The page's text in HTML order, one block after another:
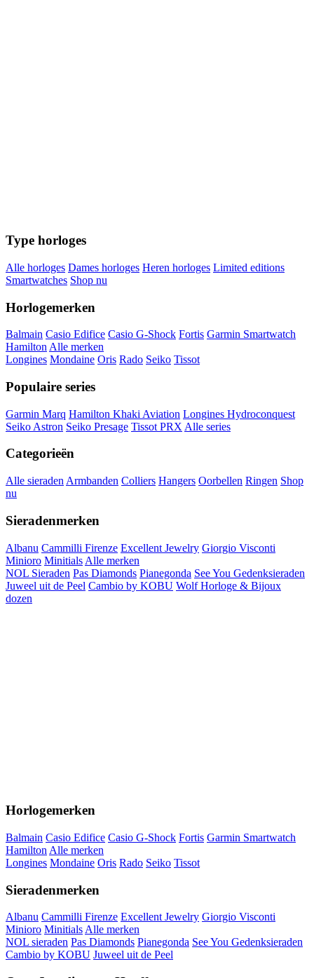
Type horloges
Alle horloges Dames horloges Heren horloges Limited editions
Smartwatches Shop nu
Horlogemerken
Balmain Casio Edifice Casio G-Shock Fortis Garmin Smartwatch
Hamilton Alle merken
Longines Mondaine Oris Rado Seiko Tissot
Populaire series
Garmin Marq Hamilton Khaki Aviation Longines Hydroconquest
Seiko Astron Seiko Presage Tissot PRX Alle series
Categorieën
Alle sieraden Armbanden Colliers Hangers Oorbellen Ringen Shop
nu
Sieradenmerken
Albanu Cammilli Firenze Excellent Jewelry Giorgio Visconti
Minioro Minitials Alle merken
NOL Sieraden Pas Diamonds Pianegonda See You Gedenksieraden
Juweel uit de Peel Cambio by KOBU Wolf Horloge & Bijoux
dozen
Horlogemerken
Balmain Casio Edifice Casio G-Shock Fortis Garmin Smartwatch
Hamilton Alle merken
Longines Mondaine Oris Rado Seiko Tissot
Sieradenmerken
Albanu Cammilli Firenze Excellent Jewelry Giorgio Visconti
Minioro MinitialsAlle merken
NOL sieraden Pas Diamonds Pianegonda See You Gedenksieraden
Cambio by KOBU Juweel uit de Peel